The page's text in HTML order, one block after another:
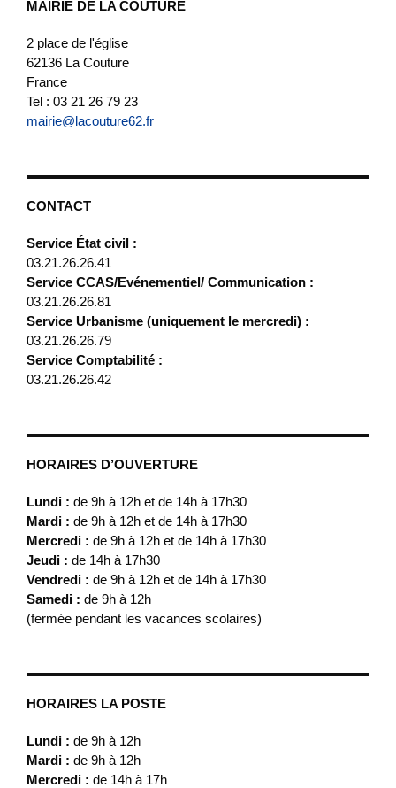
MAIRIE DE LA COUTURE
2 place de l'église
62136 La Couture
France
Tel : 03 21 26 79 23
mairie@lacouture62.fr
CONTACT
Service État civil :
03.21.26.26.41
Service CCAS/Evénementiel/ Communication :
03.21.26.26.81
Service Urbanisme (uniquement le mercredi) :
03.21.26.26.79
Service Comptabilité :
03.21.26.26.42
HORAIRES D’OUVERTURE
Lundi : de 9h à 12h et de 14h à 17h30
Mardi : de 9h à 12h et de 14h à 17h30
Mercredi : de 9h à 12h et de 14h à 17h30
Jeudi : de 14h à 17h30
Vendredi : de 9h à 12h et de 14h à 17h30
Samedi : de 9h à 12h
(fermée pendant les vacances scolaires)
HORAIRES LA POSTE
Lundi : de 9h à 12h
Mardi : de 9h à 12h
Mercredi : de 14h à 17h